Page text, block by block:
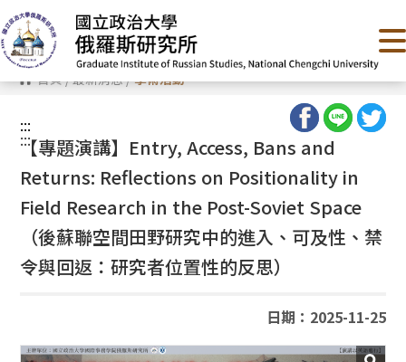
跳
到
主
要
內
容 首頁/最新消息/學術活動
:::
:::
【專題演講】 Entry, Access, Bans and
Returns: Reflections on Positionality in
Field Research in the Post-Soviet Space
（後蘇聯空間田野研究中的進入、可及性、禁
令與回返：研究者位置性的反思）
日期：2025-11-25